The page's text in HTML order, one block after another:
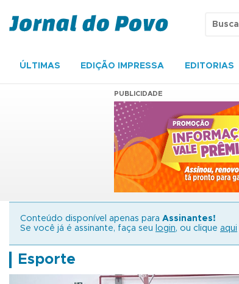
ÚLTIMAS EDIÇÃO IMPRESSA EDITORIAS
PUBLICIDADE
Conteúdo disponível apenas para Assinantes!
Se você já é assinante, faça seu
login, ou clique aqui
Esporte